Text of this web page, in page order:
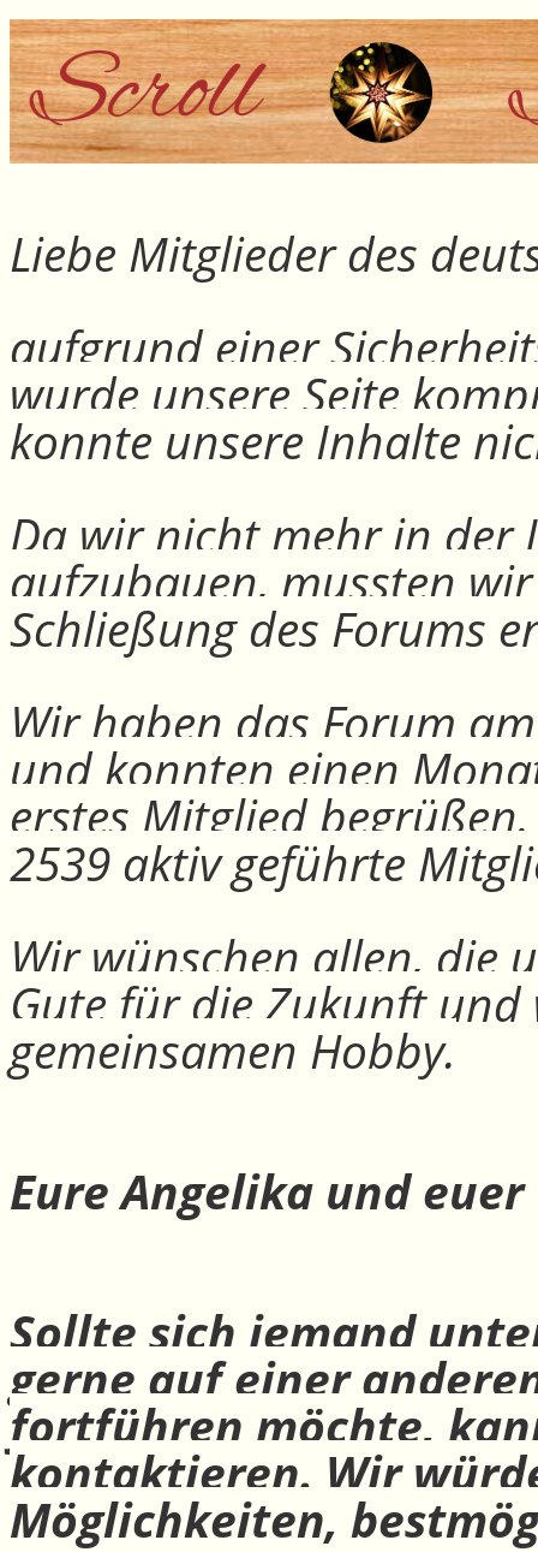
Liebe Mitglieder des
aufgrund einer
wurde unsere Seite
konnte unsere Inhalte
Da wir nicht mehr in der
aufzubauen, mussten
Schließung des Forums
Wir haben das Forum
und konnten einen
erstes Mitglied
2539 aktiv geführte
Wir wünschen allen, die
Gute für die Zukunft
gemeinsamen Hobby.
Eure Angelika und
Sollte sich jemand
gerne auf einer
fortführen möchte,
kontaktieren. Wir
Möglichkeiten,